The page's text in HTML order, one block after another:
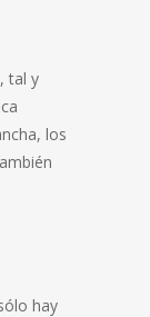
tal y
los
hay